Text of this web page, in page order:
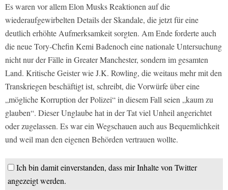
Es waren vor allem Elon Musks Reaktionen auf die
wiederaufgewirbelten Details der Skandale, die jetzt für eine
deutlich erhöhte Aufmerksamkeit sorgten. Am Ende forderte auch
die neue Tory-Chefin Kemi Badenoch eine nationale Untersuchung
nicht nur der Fälle in Greater Manchester, sondern im gesamten
Land. Kritische Geister wie J.K. Rowling, die weitaus mehr mit den
Transkriegen beschäftigt ist, schreibt, die Vorwürfe über eine
„mögliche Korruption der Polizei“ in diesem Fall seien „kaum zu
glauben“. Dieser Unglaube hat in der Tat viel Unheil angerichtet
oder zugelassen. Es war ein Wegschauen auch aus Bequemlichkeit
und weil man den eigenen Behörden vertrauen wollte.
Ich bin damit einverstanden, dass mir Inhalte von Twitter
angezeigt werden.